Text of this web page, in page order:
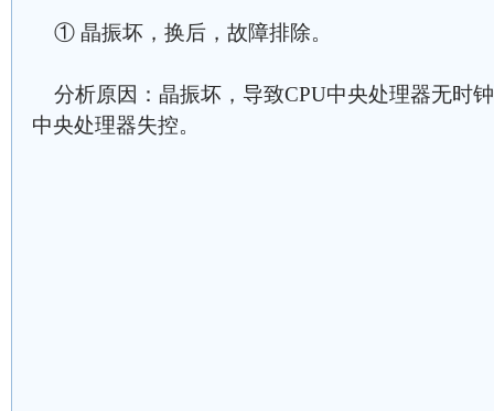
① 晶振坏，换后，故障排除。
分析原因：晶振坏，导致CPU中央处理器无时
中央处理器失控。